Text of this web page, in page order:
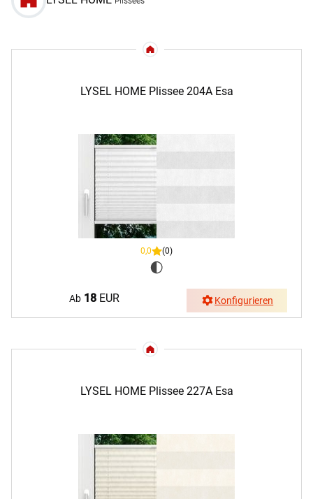
LYSEL HOME Plissee 204A Esa
0,0 (0)
Ab 18 EUR Konfigurieren
LYSEL HOME Plissee 227A Esa